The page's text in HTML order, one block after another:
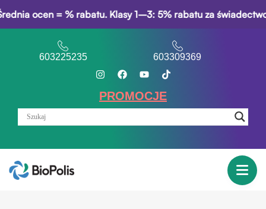
= % rabatu. Klasy 1–3: 5% rabatu za świadectwo
603225235 603309369
PROMOCJE